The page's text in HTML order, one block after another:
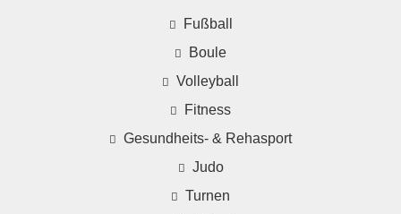
Fußball
Boule
Volleyball
Fitness
Gesundheits- & Rehasport
Judo
Turnen